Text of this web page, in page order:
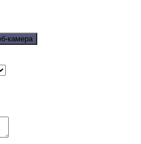
камера